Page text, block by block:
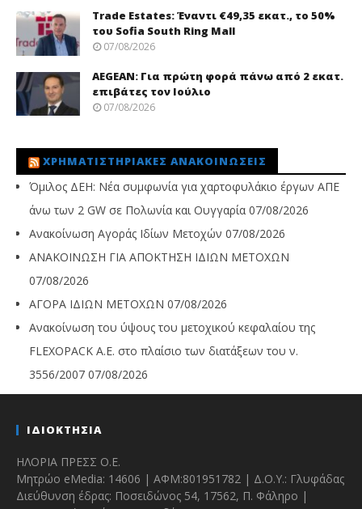
Trade Εstates: Έναντι €49,35 εκατ., το 50%
του Sofia South Ring Mall
07/08/2026
AEGEAN: Για πρώτη φορά πάνω από 2 εκατ.
επιβάτες τον Ιούλιο
07/08/2026
ΧΡΗΜΑΤΙΣΤΗΡΙΑΚΈΣ ΑΝΑΚΟΙΝΏΣΕΙΣ
Όμιλος ΔΕΗ: Νέα συμφωνία για χαρτοφυλάκιο έργων ΑΠΕ
άνω των 2 GW σε Πολωνία και Ουγγαρία 07/08/2026
Ανακοίνωση Αγοράς Ιδίων Μετοχών 07/08/2026
ΑΝΑΚΟΙΝΩΣΗ ΓΙΑ ΑΠΟΚΤΗΣΗ ΙΔΙΩΝ ΜΕΤΟΧΩΝ
07/08/2026
ΑΓΟΡΑ ΙΔΙΩΝ ΜΕΤΟΧΩΝ 07/08/2026
Ανακοίνωση του ύψους του μετοχικού κεφαλαίου της
FLEXOPACK A.E. στο πλαίσιο των διατάξεων του ν.
3556/2007 07/08/2026
ΙΔΙΟΚΤΗΣΙΑ
ΗΛΟΡΙΑ ΠΡΕΣΣ Ο.Ε.
Μητρώο eMedia: 14606 | ΑΦΜ:801951782 | Δ.Ο.Υ.: Γλυφάδας
Διεύθυνση έδρας: Ποσειδώνος 54, 17562, Π. Φάληρο |